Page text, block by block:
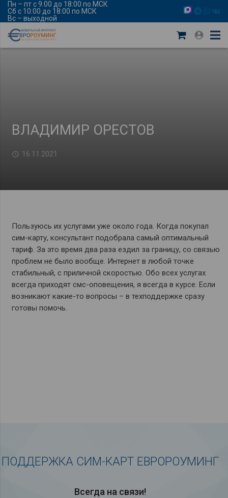
Пн – пт с 9:00 до 18:00 по МСК
Сб с 10:00 до 18:00 по МСК
Вс – выходной
ВЛАДИМИР ОРЕСТОВ
16.11.2021
Пользуюсь их услугами уже около года. Когда покупал
сим-карту, консультант подобрала самый оптимальный
тариф. За это время два раза ездил за границу, со связью
проблем не было вообще. Интернет в любой точке
стабильный, с приличной скоростью. Обо всех услугах
всегда приходят смс-оповещения, я всегда в курсе. Если
возникают какие-то вопросы – в техподдержке сразу
готовы помочь.
ПОДДЕРЖКА СИМ-КАРТ ЕВРОРОУМИНГ
Всегда на связи!